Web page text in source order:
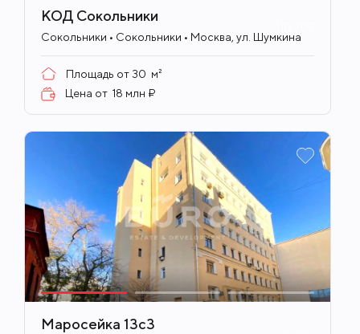
КОД Сокольники
Сокольники • Сокольники • Москва, ул. Шумкина
Площадь от30 м²
Цена от 18 млн ₽
Маросейка 13с3